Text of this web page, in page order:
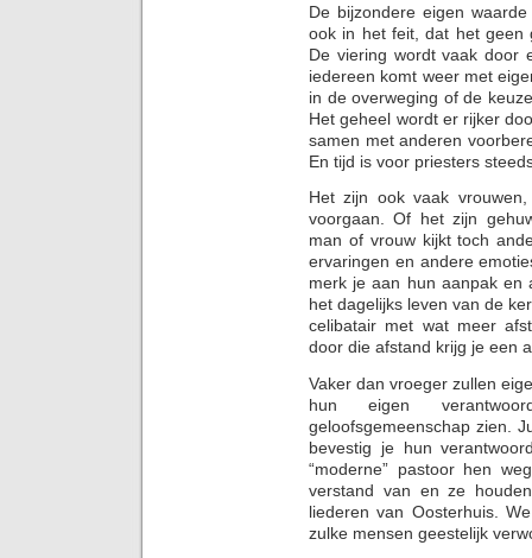
De bijzondere eigen
ook in het feit, dat het geen
De viering wordt vaak door
iedereen komt weer met
in de overweging of de
Het geheel wordt er rijker
samen met anderen
En tijd is voor priesters
Het zijn ook vaak
voorgaan. Of het zijn
man of vrouw kijkt toch
ervaringen en andere
merk je aan hun aanpak en
het dagelijks leven van de
celibatair met wat meer
door die afstand krijg je een
Vaker dan vroeger zullen
hun eigen
geloofsgemeenschap zien.
bevestig je hun
“moderne” pastoor hen
verstand van en ze
liederen van Oosterhuis.
zulke mensen geestelijk